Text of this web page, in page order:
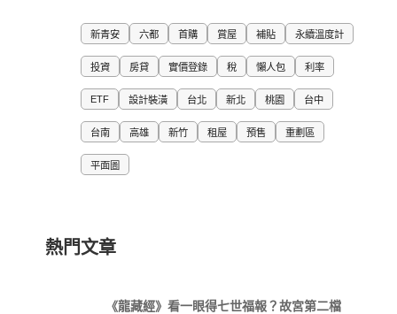
新青安 六都 首購 賞屋 補貼 永續溫度計
投資 房貸 實價登錄 稅 懶人包 利率
ETF 設計裝潢 台北 新北 桃園 台中
台南 高雄 新竹 租屋 預售 重劃區
平面圖
熱門文章
《龍藏經》看一眼得七世福報？故宮第二檔